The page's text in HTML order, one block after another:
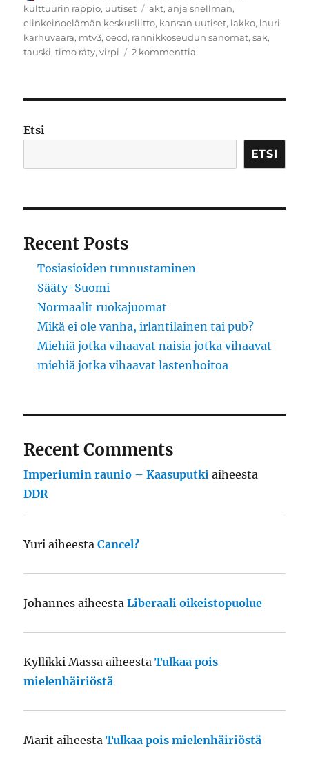
kulttuurin rappio, uutiset Avainsanat
akt,anja snellman,
elinkeinoelämän keskusliitto, kansan uutiset, lakko, lauri
karhuvaara, mtv3,oecd, rannikkoseudun sanomat,sak,
tauski,timo räty,virpi 2 kommenttia
Etsi
ETSI
Recent Posts
Tosiasioiden tunnustaminen
Sääty-Suomi
Normaalit ruokajuomat
Mikä ei ole vanha, irlantilainen tai pub?
Miehiä jotka vihaavat naisia jotka vihaavat
miehiä jotka vihaavat lastenhoitoa
Recent Comments
Imperiumin raunio – Kaasuputki aiheesta
DDR
Yuri aiheestaCancel?
Johannes aiheestaLiberaali oikeistopuolue
Kyllikki Massa aiheestaTulkaa pois
mielenhäiriöstä
Marit aiheestaTulkaa pois mielenhäiriöstä